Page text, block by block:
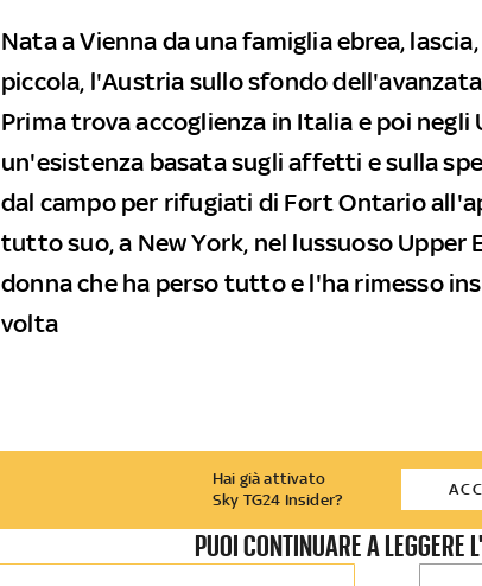
Nata a Vienna da una famiglia ebrea,
piccola, l'Austria sullo sfondo
Prima trova accoglienza in Italia e poi negli
un'esistenza basata sugli affetti e sulla
dal campo per rifugiati di Fort Ontario
tutto suo, a New York, nel lussuoso Upper
donna che ha perso tutto e l'ha rimesso
volta
Hai già attivato
Sky TG24 Insider?
PUOI CONTINUARE A LEGGERE